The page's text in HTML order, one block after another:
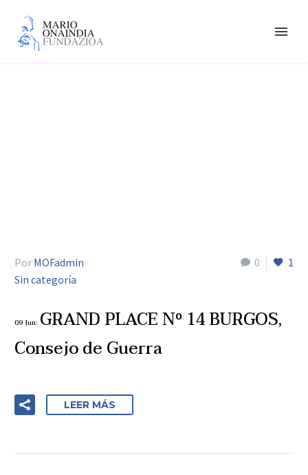
0 1
Por MOFadmin
Sin categoría
09 Jun: GRAND PLACE Nº 14 BURGOS,
Consejo de Guerra
LEER MÁS